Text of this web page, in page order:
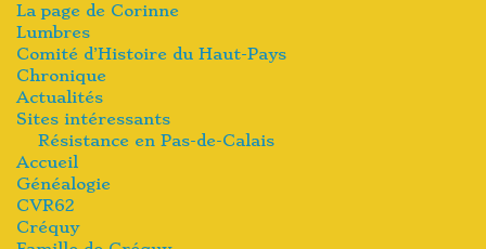
La page de Corinne
Lumbres
Comité d’Histoire du Haut-Pays
Chronique
Actualités
Sites intéressants
Résistance en Pas-de-Calais
Accueil
Généalogie
CVR62
Créquy